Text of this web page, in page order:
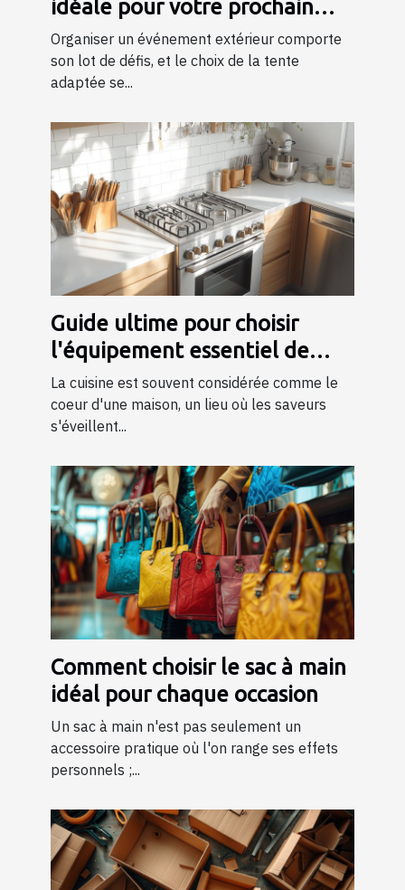
idéale pour votre prochain
événement ?
Organiser un événement extérieur comporte
son lot de défis, et le choix de la tente
adaptée se...
Guide ultime pour choisir
l'équipement essentiel de
cuisine
La cuisine est souvent considérée comme le
coeur d'une maison, un lieu où les saveurs
s'éveillent...
Comment choisir le sac à main
idéal pour chaque occasion
Un sac à main n'est pas seulement un
accessoire pratique où l'on range ses effets
personnels ;...